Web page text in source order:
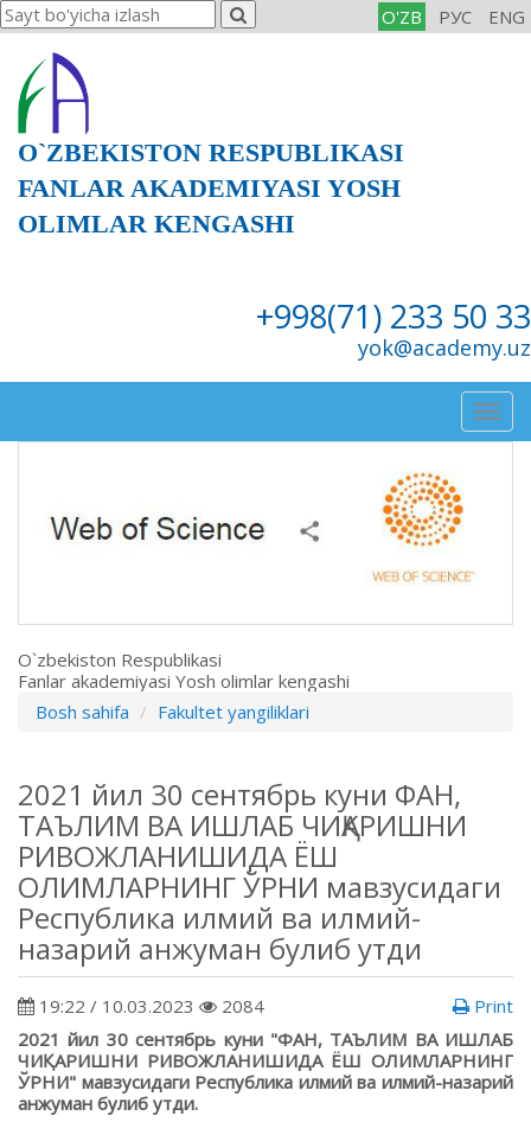
O'ZB РУС ENG
O`ZBEKISTON RESPUBLIKASI
FANLAR AKADEMIYASI YOSH
OLIMLAR KENGASHI
+998(71) 233 50 33
yok@academy.uz
O`zbekiston Respublikasi
Fanlar akademiyasi Yosh olimlar kengashi
Bosh sahifa
Fakultet yangiliklari
2021 йил 30 сентябрь куни ФАН,
ТАЪЛИМ ВА ИШЛАБ ЧИҚАРИШНИ
РИВОЖЛАНИШИДА ЁШ
ОЛИМЛАРНИНГ ЎРНИ мавзусидаги
Республика илмий ва илмий-
назарий анжуман булиб утди
19:22 / 10.03.2023 2084
Print
2021 йил 30 сентябрь куни "ФАН, ТАЪЛИМ ВА ИШЛАБ
ЧИҚАРИШНИ РИВОЖЛАНИШИДА ЁШ ОЛИМЛАРНИНГ
ЎРНИ" мавзусидаги Республика илмий ва илмий-назарий
анжуман булиб утди.